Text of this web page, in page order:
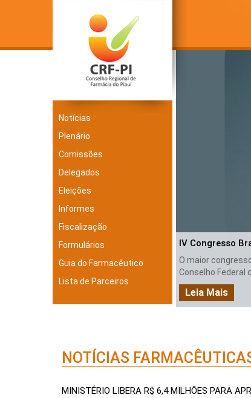
Notícias
Plenário
Comissões
Delegados
Eleições
Informes
Fiscalização
Formulários
Guia do Farmacêutico
Lista de Parceiros
IV Congresso
O maior
Conselho Federal
Leia Mais
NOTÍCIAS
MINISTÉRIO LIBERA R$ 6,4 MILHÕES PARA